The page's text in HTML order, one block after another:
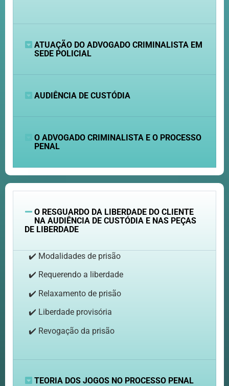
ATUAÇÃO DO ADVOGADO CRIMINALISTA EM
SEDE POLICIAL
AUDIÊNCIA DE CUSTÓDIA
O ADVOGADO CRIMINALISTA E O PROCESSO
PENAL
O RESGUARDO DA LIBERDADE DO CLIENTE
NA AUDIÊNCIA DE CUSTÓDIA E NAS PEÇAS
DE LIBERDADE
✔️ Modalidades de prisão
✔️ Requerendo a liberdade
✔️ Relaxamento de prisão
✔️ Liberdade provisória
✔️ Revogação da prisão
TEORIA DOS JOGOS NO PROCESSO PENAL